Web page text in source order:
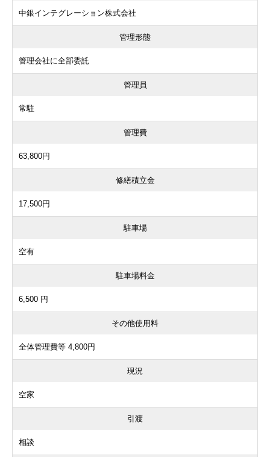
中銀インテグレーション株式会社
管理形態
管理会社に全部委託
管理員
常駐
管理費
63,800円
修繕積立金
17,500円
駐車場
空有
駐車場料金
6,500 円
その他使用料
全体管理費等 4,800円
現況
空家
引渡
相談